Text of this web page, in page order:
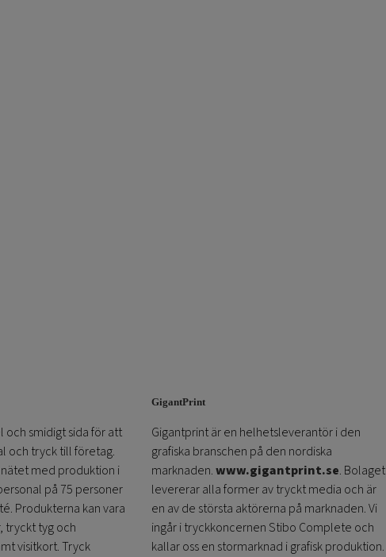
och smidigt sida för att
och tryck till företag.
med produktion i
på 75 personer
Produkterna kan vara
tryckt tyg och
visitkort. Tryck
GigantPrint
Gigantprint är en helhetsleverantör i den
grafiska branschen på den nordiska
marknaden.www.gigantprint.se. Bolaget
levererar alla former av tryckt media och är
en av de största aktörerna på marknaden. Vi
ingår i tryckkoncernen Stibo Complete och
kallar oss en stormarknad i grafisk produktion.